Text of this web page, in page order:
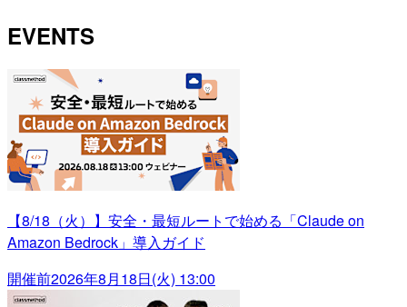
EVENTS
【8/18（火）】安全・最短ルートで始める「Claude on
Amazon Bedrock」導入ガイド
開催前2026年8月18日(火) 13:00